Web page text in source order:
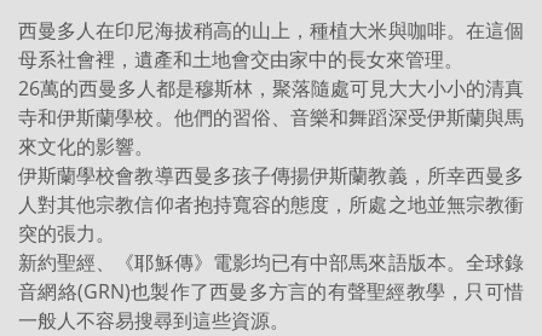
西曼多人在印尼海拔稍高的山上，種植大米與咖啡。在這個
母系社會裡，遺產和土地會交由家中的長女來管理。
26萬的西曼多人都是穆斯林，聚落隨處可見大大小小的清真
寺和伊斯蘭學校。他們的習俗、音樂和舞蹈深受伊斯蘭與馬
來文化的影響。
伊斯蘭學校會教導西曼多孩子傳揚伊斯蘭教義，所幸西曼多
人對其他宗教信仰者抱持寬容的態度，所處之地並無宗教衝
突的張力。
新約聖經、《耶穌傳》電影均已有中部馬來語版本。全球錄
音網絡(GRN)也製作了西曼多方言的有聲聖經教學，只可惜
一般人不容易搜尋到這些資源。